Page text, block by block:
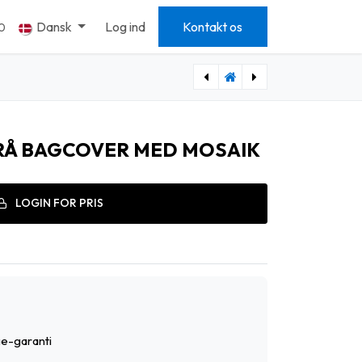
Dansk Log ind Kontakt os
BAGCOVER MED MOSAIK
LOGIN FOR PRIS
garanti